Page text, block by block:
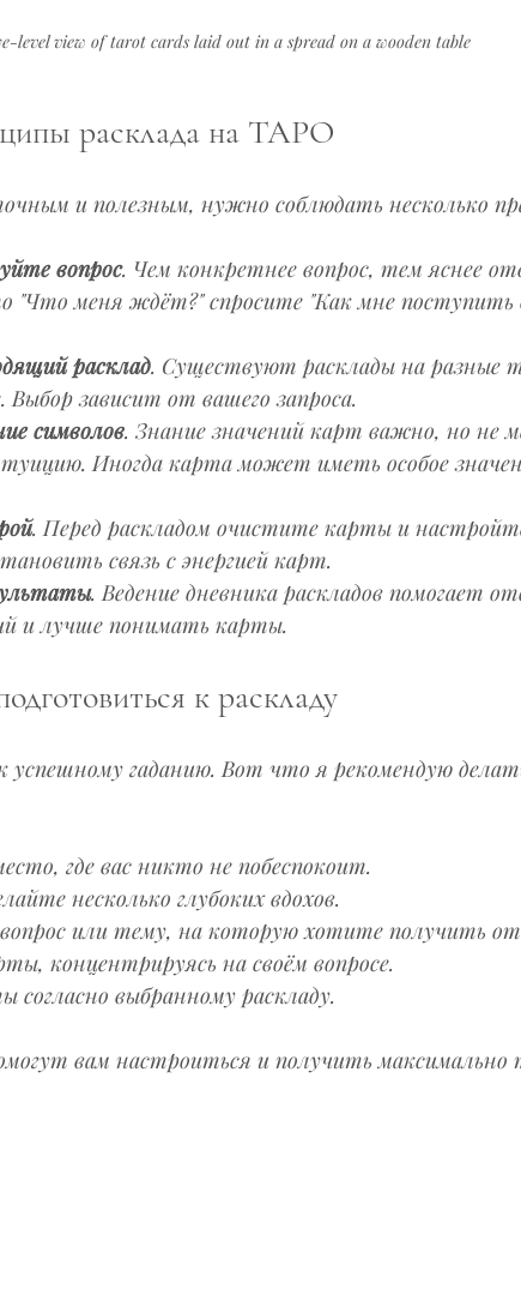
level view of tarot cards laid out in a spread on a wooden table
расклада на ТАРО
и полезным, нужно соблюдать несколько
вопрос. Чем конкретнее вопрос, тем яснее
"Что меня ждёт?" спросите "Как мне поступить
расклад. Существуют расклады на разные
Выбор зависит от вашего запроса.
символов. Знание значений карт важно, но не
Иногда карта может иметь особое
. Перед раскладом очистите карты и
связь с энергией карт.
. Ведение дневника раскладов помогает
и лучше понимать карты.
к раскладу
гаданию. Вот что я рекомендую
где вас никто не побеспокоит.
несколько глубоких вдохов.
или тему, на которую хотите получить
концентрируясь на своём вопросе.
выбранному раскладу.
вам настроиться и получить